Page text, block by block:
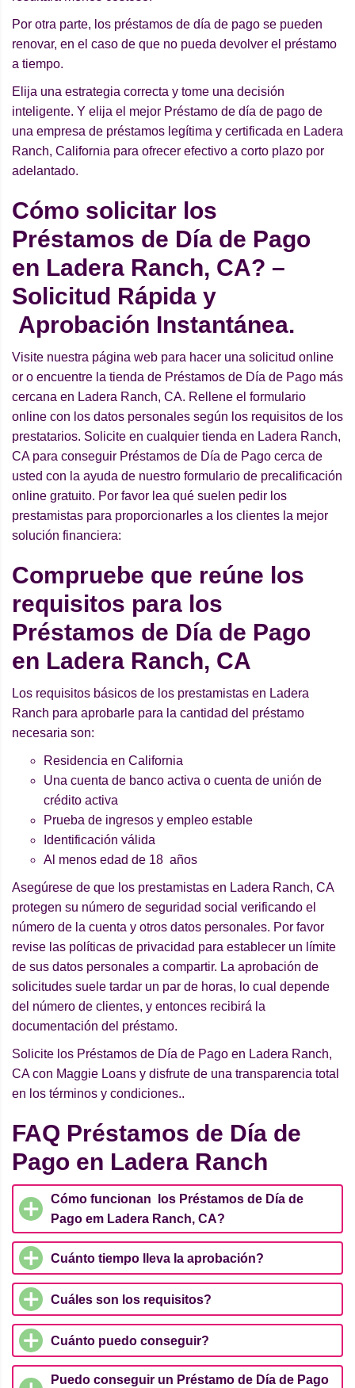
Por otra parte, los préstamos de día de pago se pueden
renovar, en el caso de que no pueda devolver el préstamo
a tiempo.
Elija una estrategia correcta y tome una decisión
inteligente. Y elija el mejor Préstamo de día de pago de
una empresa de préstamos legítima y certificada en Ladera
Ranch, California para ofrecer efectivo a corto plazo por
adelantado.
Cómo solicitar los
Préstamos de Día de Pago
en Ladera Ranch, CA? –
Solicitud Rápida y
Aprobación Instantánea.
Visite nuestra página web para hacer una solicitud online
or o encuentre la tienda de Préstamos de Día de Pago más
cercana en Ladera Ranch, CA. Rellene el formulario
online con los datos personales según los requisitos de los
prestatarios. Solicite en cualquier tienda en Ladera Ranch,
CA para conseguir Préstamos de Día de Pago cerca de
usted con la ayuda de nuestro formulario de precalificación
online gratuito. Por favor lea qué suelen pedir los
prestamistas para proporcionarles a los clientes la mejor
solución financiera:
Compruebe que reúne los
requisitos para los
Préstamos de Día de Pago
en Ladera Ranch, CA
Los requisitos básicos de los prestamistas en Ladera
Ranch para aprobarle para la cantidad del préstamo
necesaria son:
Residencia en California
Una cuenta de banco activa o cuenta de unión de
crédito activa
Prueba de ingresos y empleo estable
Identificación válida
Al menos edad de 18 años
Asegúrese de que los prestamistas en Ladera Ranch, CA
protegen su número de seguridad social verificando el
número de la cuenta y otros datos personales. Por favor
revise las políticas de privacidad para establecer un límite
de sus datos personales a compartir. La aprobación de
solicitudes suele tardar un par de horas, lo cual depende
del número de clientes, y entonces recibirá la
documentación del préstamo.
Solicite los Préstamos de Día de Pago en Ladera Ranch,
CA con Maggie Loans y disfrute de una transparencia total
en los términos y condiciones..
FAQ Préstamos de Día de
Pago en Ladera Ranch
Cómo funcionan los Préstamos de Día de
Pago em Ladera Ranch, CA?
Cuánto tiempo lleva la aprobación?
Cuáles son los requisitos?
Cuánto puedo conseguir?
Puedo conseguir un Préstamo de Día de Pago